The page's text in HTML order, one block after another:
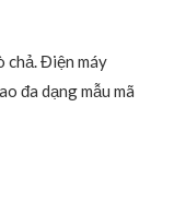
chả. Điện máy
đa dạng mẫu mã